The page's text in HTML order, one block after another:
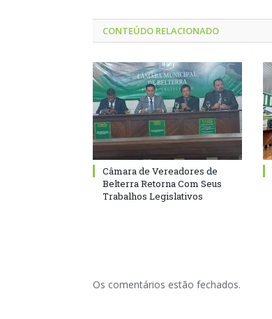
CONTEÚDO RELACIONADO
Câmara de Vereadores de
Belterra Retorna Com Seus
Trabalhos Legislativos
Os comentários estão fechados.